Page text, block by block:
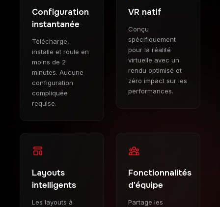
Configuration
instantanée
Télécharge,
installe et roule en
moins de 2
minutes. Aucune
configuration
compliquée
requise.
VR natif
Conçu
spécifiquement
pour la réalité
virtuelle avec un
rendu optimisé et
zéro impact sur les
performances.
Layouts
intelligents
Les layouts à
Fonctionnalités
d'équipe
Partage les